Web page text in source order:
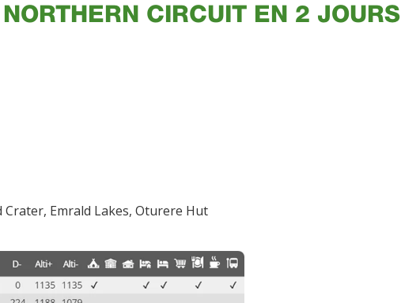
CIRCUIT EN 2 JOURS
Emrald Lakes, Oturere Hut